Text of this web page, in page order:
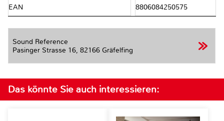
EAN 8806084250575
Sound Reference
Pasinger Strasse 16, 82166 Gräfelfing
Das könnte Sie auch interessieren: